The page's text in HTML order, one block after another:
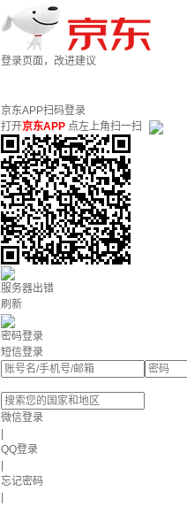
登录页面，改进建议
京东APP扫码登录
打开京东APP 点左上角扫一扫
服务器出错
刷新
密码登录
短信登录
微信登录
QQ登录
忘记密码